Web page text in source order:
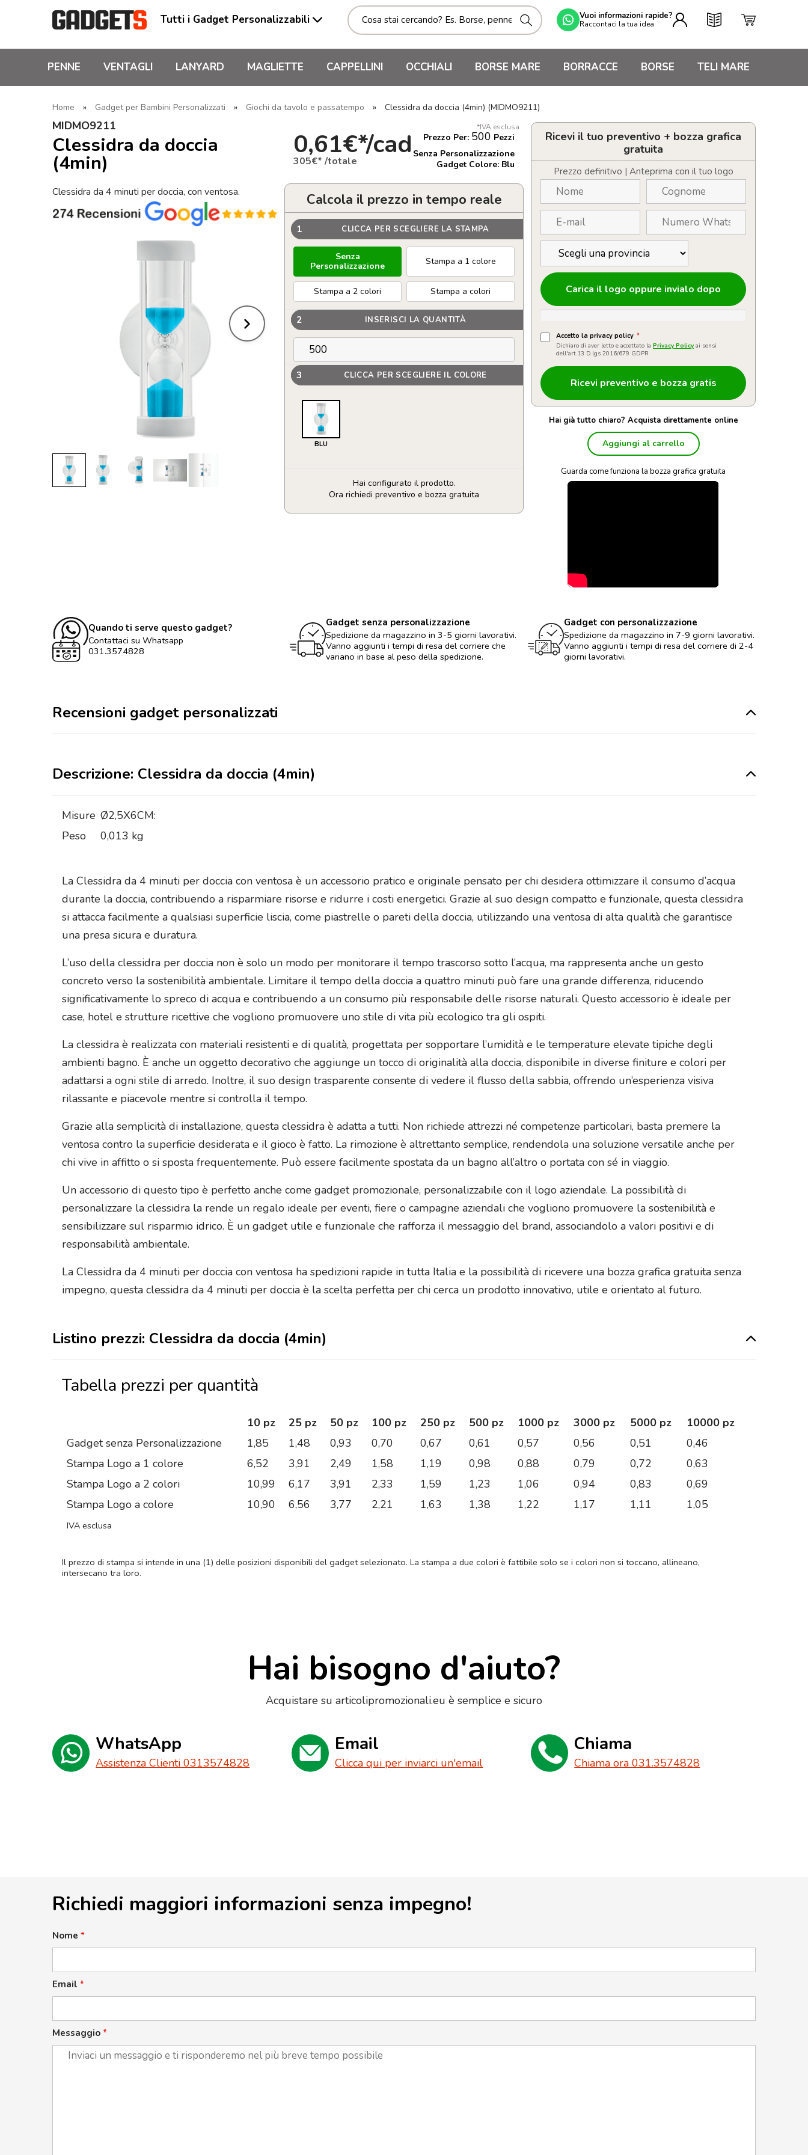
Tutti i Gadget Personalizzabili Vuoi informazioni rapide?
Raccontaci la tua idea
PENNE VENTAGLI LANYARD MAGLIETTE CAPPELLINI OCCHIALI BORSE MARE BORRACCE BORSE TELI MARE
Home » Gadget per Bambini Personalizzati » Giochi da tavolo e passatempo » Clessidra da doccia (4min) (MIDMO9211)
MIDMO9211
Clessidra da doccia
(4min)
Clessidra da 4 minuti per doccia, con ventosa.
*IVA esclusa
0,61€*/cad
305€* /totale
Prezzo Per: 500 Pezzi
Senza Personalizzazione
Gadget Colore: Blu
Calcola il prezzo in tempo reale
1 CLICCA PER SCEGLIERE LA STAMPA
Senza
Personalizzazione
Stampa a 1 colore
Stampa a 2 colori Stampa a colori
2 INSERISCI LA QUANTITÀ
3 CLICCA PER SCEGLIERE IL COLORE
BLU
Hai configurato il prodotto.
Ora richiedi preventivo e bozza gratuita
Clessidra
Ricevi il tuo preventivo + bozza grafica
gratuita
Prezzo definitivo | Anteprima con il tuo logo
Carica il logo oppure invialo dopo
Accetto la privacy policy *
Dichiaro di aver letto e accettato la Privacy Policy ai sensi
dell'art.13 D.lgs 2016/679 GDPR
Hai già tutto chiaro? Acquista direttamente online
Aggiungi al carrello
Guarda come funziona la bozza grafica gratuita
Quando ti serve questo gadget?
Contattaci su Whatsapp
031.3574828
Gadget senza personalizzazione
Spedizione da magazzino in 3-5 giorni lavorativi.
Vanno aggiunti i tempi di resa del corriere che
variano in base al peso della spedizione.
Gadget con personalizzazione
Spedizione da magazzino in 7-9 giorni lavorativi.
Vanno aggiunti i tempi di resa del corriere di 2-4
giorni lavorativi.
Recensioni gadget personalizzati
Descrizione: Clessidra da doccia (4min)
Misure Ø2,5X6CM:
Peso
0,013 kg
La Clessidra da 4 minuti per doccia con ventosa è un accessorio pratico e originale pensato per chi desidera ottimizzare il consumo d’acqua
durante la doccia, contribuendo a risparmiare risorse e ridurre i costi energetici. Grazie al suo design compatto e funzionale, questa clessidra
si attacca facilmente a qualsiasi superficie liscia, come piastrelle o pareti della doccia, utilizzando una ventosa di alta qualità che garantisce
una presa sicura e duratura.
L’uso della clessidra per doccia non è solo un modo per monitorare il tempo trascorso sotto l’acqua, ma rappresenta anche un gesto
concreto verso la sostenibilità ambientale. Limitare il tempo della doccia a quattro minuti può fare una grande differenza, riducendo
significativamente lo spreco di acqua e contribuendo a un consumo più responsabile delle risorse naturali. Questo accessorio è ideale per
case, hotel e strutture ricettive che vogliono promuovere uno stile di vita più ecologico tra gli ospiti.
La clessidra è realizzata con materiali resistenti e di qualità, progettata per sopportare l’umidità e le temperature elevate tipiche degli
ambienti bagno. È anche un oggetto decorativo che aggiunge un tocco di originalità alla doccia, disponibile in diverse finiture e colori per
adattarsi a ogni stile di arredo. Inoltre, il suo design trasparente consente di vedere il flusso della sabbia, offrendo un’esperienza visiva
rilassante e piacevole mentre si controlla il tempo.
Grazie alla semplicità di installazione, questa clessidra è adatta a tutti. Non richiede attrezzi né competenze particolari, basta premere la
ventosa contro la superficie desiderata e il gioco è fatto. La rimozione è altrettanto semplice, rendendola una soluzione versatile anche per
chi vive in affitto o si sposta frequentemente. Può essere facilmente spostata da un bagno all’altro o portata con sé in viaggio.
Un accessorio di questo tipo è perfetto anche come gadget promozionale, personalizzabile con il logo aziendale. La possibilità di
personalizzare la clessidra la rende un regalo ideale per eventi, fiere o campagne aziendali che vogliono promuovere la sostenibilità e
sensibilizzare sul risparmio idrico. È un gadget utile e funzionale che rafforza il messaggio del brand, associandolo a valori positivi e di
responsabilità ambientale.
La Clessidra da 4 minuti per doccia con ventosa ha spedizioni rapide in tutta Italia e la possibilità di ricevere una bozza grafica gratuita senza
impegno, questa clessidra da 4 minuti per doccia è la scelta perfetta per chi cerca un prodotto innovativo, utile e orientato al futuro.
Listino prezzi: Clessidra da doccia (4min)
Tabella prezzi per quantità
10 pz 25 pz 50 pz 100 pz 250 pz 500 pz 1000 pz 3000 pz 5000 pz
10000 pz
Gadget senza Personalizzazione
1,85 1,48 0,93 0,70 0,67 0,61 0,57 0,56 0,51
0,46
Stampa Logo a 1 colore
6,52 3,91 2,49 1,58 1,19 0,98 0,88 0,79 0,72
0,63
Stampa Logo a 2 colori
10,99 6,17 3,91 2,33 1,59 1,23 1,06 0,94 0,83
0,69
Stampa Logo a colore
10,90 6,56 3,77 2,21 1,63 1,38 1,22 1,17 1,11 1,05
IVA esclusa
Il prezzo di stampa si intende in una (1) delle posizioni disponibili del gadget selezionato. La stampa a due colori è fattibile solo se i colori non si toccano, allineano,
intersecano tra loro.
Hai bisogno d'aiuto?
Acquistare su articolipromozionali.eu è semplice e sicuro
WhatsApp
Assistenza Clienti 0313574828
Email
Clicca qui per inviarci un'email
Chiama
Chiama ora 031.3574828
Richiedi maggiori informazioni senza impegno!
Nome *
Email *
Messaggio *